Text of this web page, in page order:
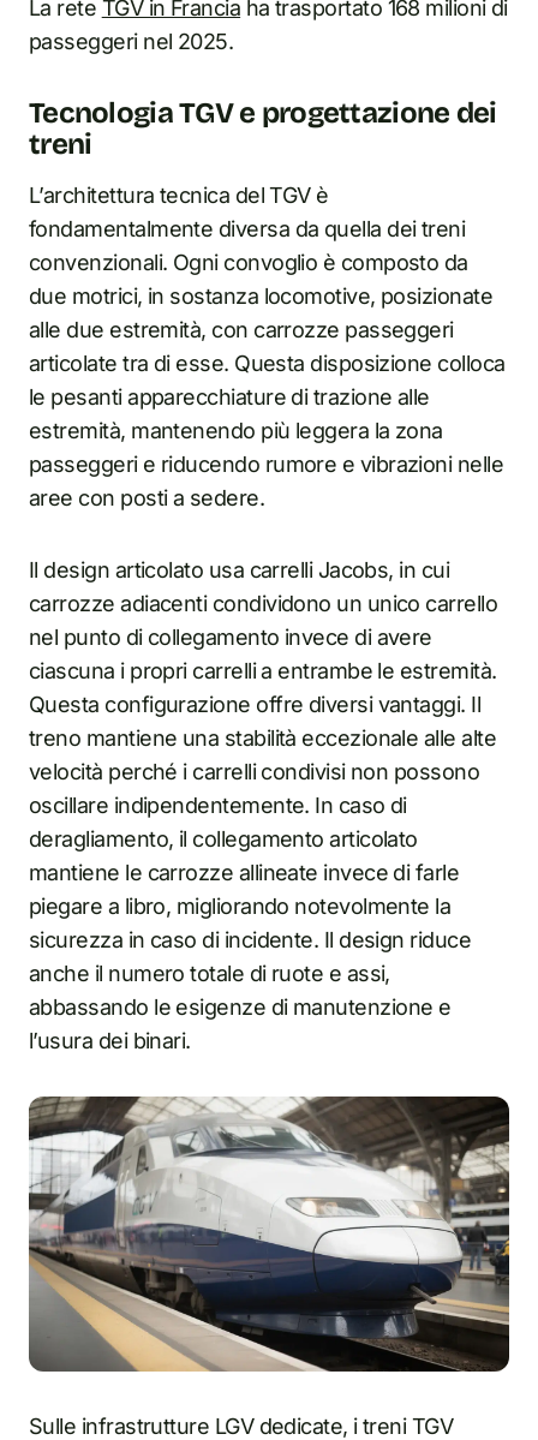
La rete TGV in Francia ha trasportato 168 milioni di
passeggeri nel 2025.
Tecnologia TGV e progettazione dei
treni
L’architettura tecnica del TGV è
fondamentalmente diversa da quella dei treni
convenzionali. Ogni convoglio è composto da
due motrici, in sostanza locomotive, posizionate
alle due estremità, con carrozze passeggeri
articolate tra di esse. Questa disposizione colloca
le pesanti apparecchiature di trazione alle
estremità, mantenendo più leggera la zona
passeggeri e riducendo rumore e vibrazioni nelle
aree con posti a sedere.
Il design articolato usa carrelli Jacobs, in cui
carrozze adiacenti condividono un unico carrello
nel punto di collegamento invece di avere
ciascuna i propri carrelli a entrambe le estremità.
Questa configurazione offre diversi vantaggi. Il
treno mantiene una stabilità eccezionale alle alte
velocità perché i carrelli condivisi non possono
oscillare indipendentemente. In caso di
deragliamento, il collegamento articolato
mantiene le carrozze allineate invece di farle
piegare a libro, migliorando notevolmente la
sicurezza in caso di incidente. Il design riduce
anche il numero totale di ruote e assi,
abbassando le esigenze di manutenzione e
l’usura dei binari.
Sulle infrastrutture LGV dedicate, i treni TGV